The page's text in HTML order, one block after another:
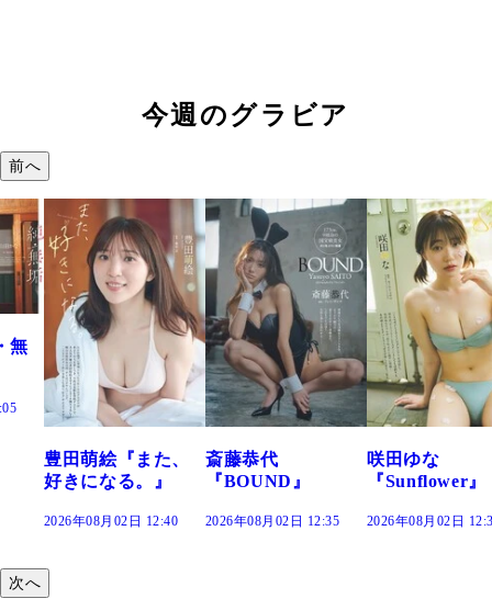
今週のグラビア
前へ
斎藤恭代
『BOUND』
2026年08月02日 12:35
咲田ゆな
『Sunflower』
2026年08月02日 12:30
藤水咲桜『花
だまり』
2026年08月02日
次へ